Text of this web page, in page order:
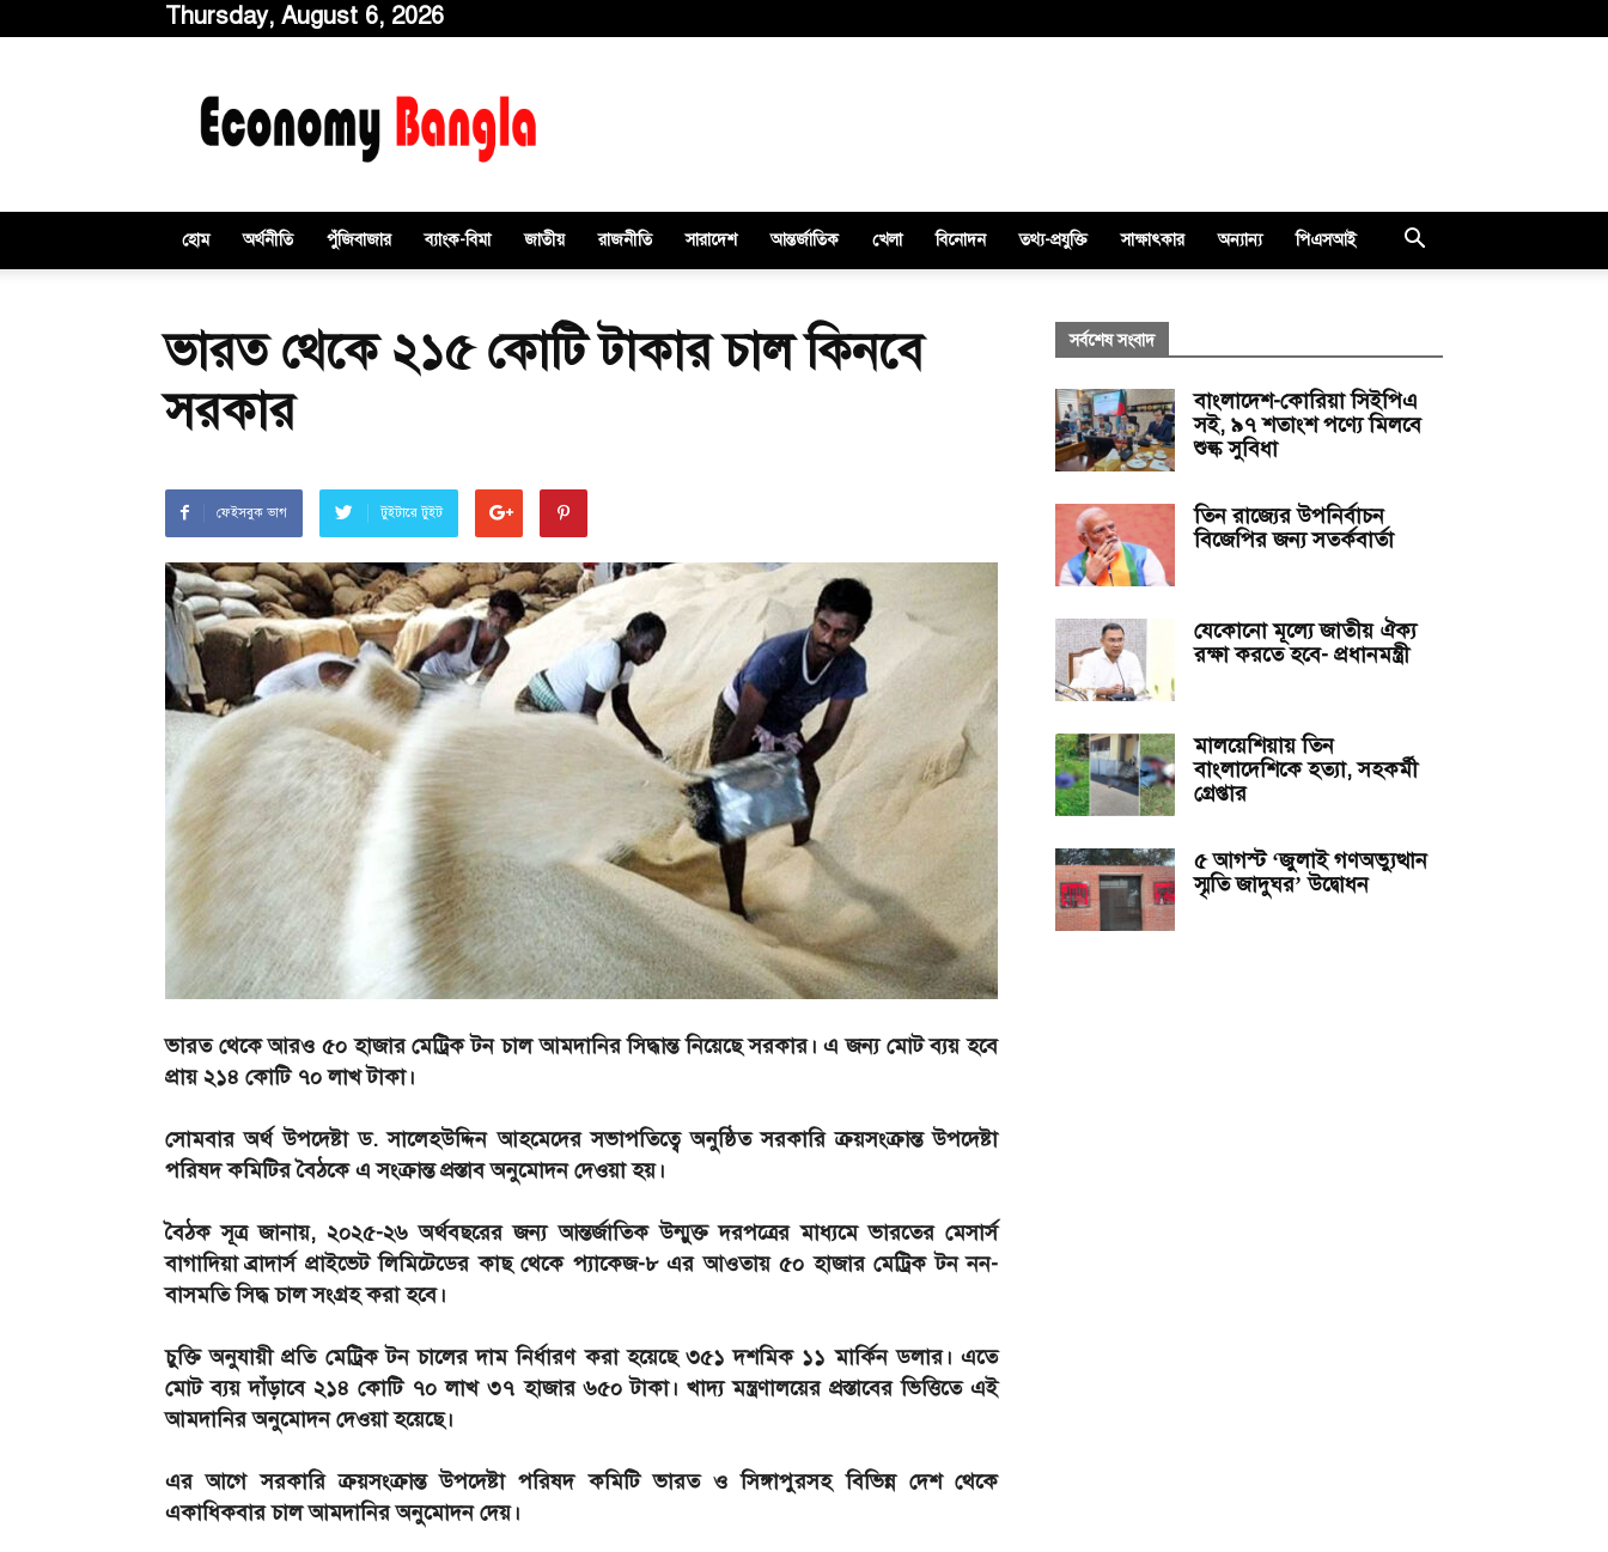
Thursday, August 6, 2026
হোম অর্থনীতি পুঁজিবাজার ব্যাংক-বিমা জাতীয় রাজনীতি সারাদেশ আন্তর্জাতিক খেলা বিনোদন তথ্য-প্রযুক্তি সাক্ষাৎকার অন্যান্য পিএসআই
ভারত থেকে ২১৫ কোটি টাকার চাল কিনবে
সরকার
ফেইসবুক ভাগ টুইটারে টুইট
ভারত থেকে আরও ৫০ হাজার মেট্রিক টন চাল আমদানির সিদ্ধান্ত নিয়েছে সরকার। এ জন্য মোট ব্যয় হবে
প্রায় ২১৪ কোটি ৭০ লাখ টাকা।
সোমবার অর্থ উপদেষ্টা ড. সালেহউদ্দিন আহমেদের সভাপতিত্বে অনুষ্ঠিত সরকারি ক্রয়সংক্রান্ত উপদেষ্টা
পরিষদ কমিটির বৈঠকে এ সংক্রান্ত প্রস্তাব অনুমোদন দেওয়া হয়।
বৈঠক সূত্র জানায়, ২০২৫-২৬ অর্থবছরের জন্য আন্তর্জাতিক উন্মুক্ত দরপত্রের মাধ্যমে ভারতের মেসার্স
বাগাদিয়া ব্রাদার্স প্রাইভেট লিমিটেডের কাছ থেকে প্যাকেজ-৮ এর আওতায় ৫০ হাজার মেট্রিক টন নন-
বাসমতি সিদ্ধ চাল সংগ্রহ করা হবে।
চুক্তি অনুযায়ী প্রতি মেট্রিক টন চালের দাম নির্ধারণ করা হয়েছে ৩৫১ দশমিক ১১ মার্কিন ডলার। এতে
মোট ব্যয় দাঁড়াবে ২১৪ কোটি ৭০ লাখ ৩৭ হাজার ৬৫০ টাকা। খাদ্য মন্ত্রণালয়ের প্রস্তাবের ভিত্তিতে এই
আমদানির অনুমোদন দেওয়া হয়েছে।
এর আগে সরকারি ক্রয়সংক্রান্ত উপদেষ্টা পরিষদ কমিটি ভারত ও সিঙ্গাপুরসহ বিভিন্ন দেশ থেকে
একাধিকবার চাল আমদানির অনুমোদন দেয়।
সর্বশেষ সংবাদ
বাংলাদেশ-কোরিয়া সিইপিএ
সই, ৯৭ শতাংশ পণ্যে মিলবে
শুল্ক সুবিধা
তিন রাজ্যের উপনির্বাচন
বিজেপির জন্য সতর্কবার্তা
যেকোনো মূল্যে জাতীয় ঐক্য
রক্ষা করতে হবে- প্রধানমন্ত্রী
মালয়েশিয়ায় তিন
বাংলাদেশিকে হত্যা, সহকর্মী
গ্রেপ্তার
৫ আগস্ট ‘জুলাই গণঅভ্যুত্থান
স্মৃতি জাদুঘর’ উদ্বোধন